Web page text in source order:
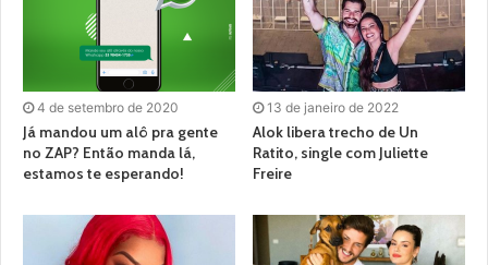
4 de setembro de 2020
Já mandou um alô pra gente
no ZAP? Então manda lá,
estamos te esperando!
13 de janeiro de 2022
Alok libera trecho de Un
Ratito, single com Juliette
Freire